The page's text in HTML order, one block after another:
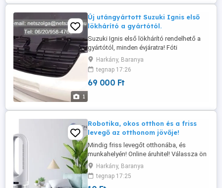
1
Új utángyártott Suzuki Ignis első
lökhárító a gyártótól.
Suzuki Ignis első lökhárító rendelhető a
gyártótól, minden évjáratra! Fóti
telephelyről! Ár: 69 000,-ft
Kapcsolatfelvétel a weboldalról, vagy a
képen látható elérhetőségekről! Országos
szolgáltatás! Viszonteladók érdeklődését
Harkány, Baranya
tegnap 17:26
69 000 Ft
Robotika, okos otthon és a friss
levegő az otthonom jövője!
Mindig friss levegőt otthonába, és
munkahelyén! Online áruhitel! Válassza ön
is a NUXONTM hidegplazma-
technológiás levegőfertőtlenítőit, ha
folyamatosan biztosítani szeretné
Harkány, Baranya
tegnap 17:25